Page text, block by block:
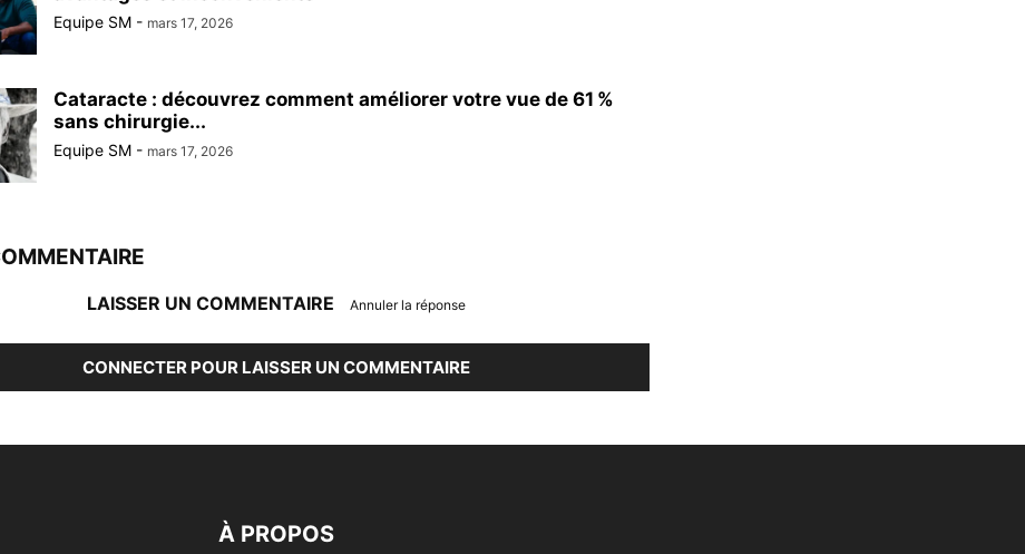
Equipe SM - mars 17, 2026
Cataracte : découvrez comment améliorer votre vue de 61 %
sans chirurgie...
Equipe SM - mars 17, 2026
LAISSER UN COMMENTAIRE Annuler la réponse
CONNECTER POUR LAISSER UN COMMENTAIRE
À PROPOS